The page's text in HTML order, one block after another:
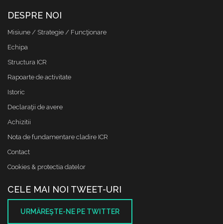
DESPRE NOI
Misiune / Strategie / Funcţionare
Echipa
Structura ICR
Rapoarte de activitate
Istoric
Declaraţii de avere
Achizitii
Nota de fundamentare cladire ICR
Contact
Cookies & protectia datelor
CELE MAI NOI TWEET-URI
URMĂREŞTE-NE PE TWITTER